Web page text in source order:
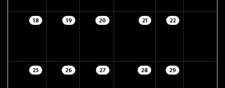
18 19 20 21 22
25 26 27 28 29